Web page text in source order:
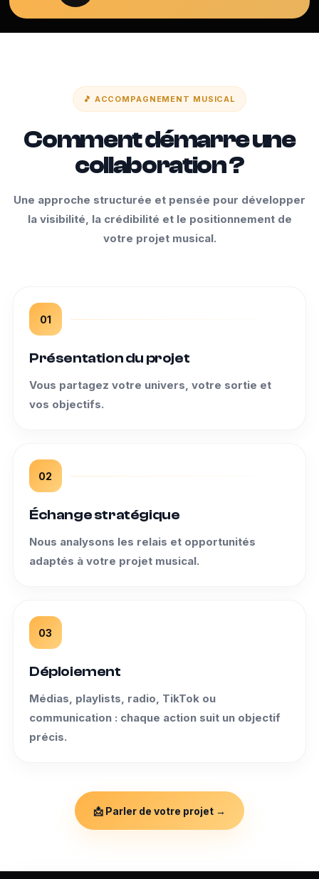
🎵 ACCOMPAGNEMENT MUSICAL
Comment démarre une
collaboration ?
Une approche structurée et pensée pour développer
la visibilité, la crédibilité et le positionnement de
votre projet musical.
01
Présentation du projet
Vous partagez votre univers, votre sortie et
vos objectifs.
02
Échange stratégique
Nous analysons les relais et opportunités
adaptés à votre projet musical.
03
Déploiement
Médias, playlists, radio, TikTok ou
communication : chaque action suit un objectif
précis.
📩 Parler de votre projet →